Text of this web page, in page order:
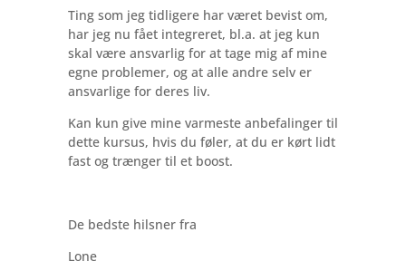
Ting som jeg tidligere har været bevist om,
har jeg nu fået integreret, bl.a. at jeg kun
skal være ansvarlig for at tage mig af mine
egne problemer, og at alle andre selv er
ansvarlige for deres liv.
Kan kun give mine varmeste anbefalinger til
dette kursus, hvis du føler, at du er kørt lidt
fast og trænger til et boost.
De bedste hilsner fra
Lone